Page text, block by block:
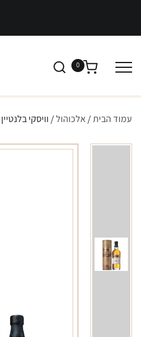
0
עמוד הבית/ אלכוהול/ וויסקי בלנטיין 15 שנים מילטונדוף 700 מ"ל